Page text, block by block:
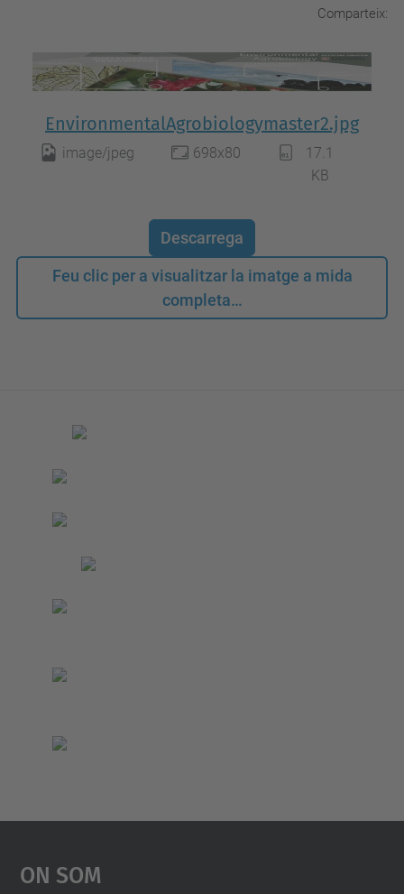
Comparteix:
EnvironmentalAgrobiologymaster2.jpg
image/jpeg 698x80
17.1
KB
Descarrega
Feu clic per a visualitzar la imatge a mida
completa…
On Som